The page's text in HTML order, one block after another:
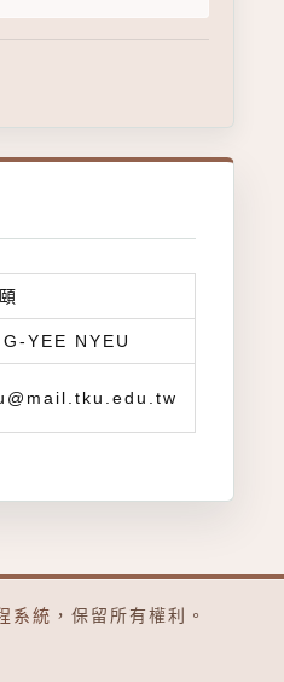
YEE NYEU
系統 ，保留所有權利。